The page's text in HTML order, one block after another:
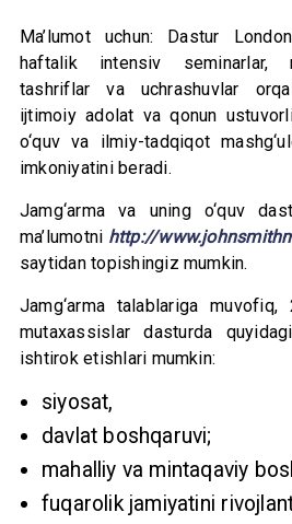
Ma’lumot uchun: Dastur
haftalik intensiv seminarlar,
tashriflar va uchrashuvlar
ijtimoiy adolat va qonun
o‘quv va ilmiy-tadqiqot
imkoniyatini beradi.
Jamg‘arma va uning o‘quv
ma’lumotni http://
saytidan topishingiz mumkin.
Jamg‘arma talablariga
mutaxassislar dasturda
ishtirok etishlari mumkin:
siyosat,
davlat boshqaruvi;
mahalliy va mintaqaviy
fuqarolik jamiyatini